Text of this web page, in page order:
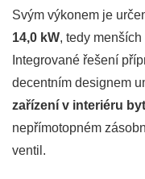
Svým výkonem je
14,0 kW, tedy
Integrované řešení
decentním designem
zařízení v interiéru
nepřímotopném
ventil.